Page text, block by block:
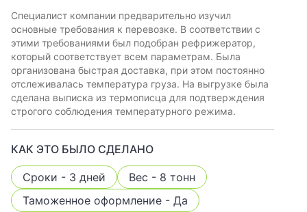
Специалист компании предварительно изучил
основные требования к перевозке. В соответствии с
этими требованиями был подобран рефрижератор,
который соответствует всем параметрам. Была
организована быстрая доставка, при этом постоянно
отслеживалась температура груза. На выгрузке была
сделана выписка из термописца для подтверждения
строгого соблюдения температурного режима.
КАК ЭТО БЫЛО СДЕЛАНО
Сроки - 3 дней
Вес - 8 тонн
Таможенное оформление - Да